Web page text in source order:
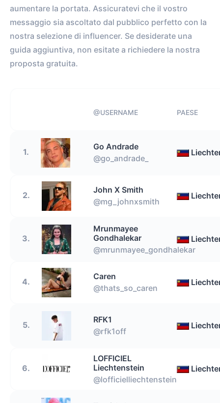
aumentare la portata. Assicuratevi che il vostro
messaggio sia ascoltato dal pubblico perfetto con la
nostra selezione di influencer. Se desiderate una
guida aggiuntiva, non esitate a richiedere la nostra
proposta gratuita.
@USERNAME PAESE
1.
Go Andrade
@go_andrade_
2.
John X Smith
@mg_johnxsmith
3.
Mrunmayee
Gondhalekar
@mrunmayee_gondhalekar
4.
Caren
@thats_so_caren
5.
RFK1
@rfk1off
6.
LOFFICIEL
Liechtenstein
@lofficielliechtenstein